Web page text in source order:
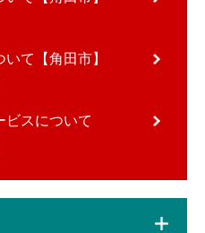
て【角田市】
ビスについて